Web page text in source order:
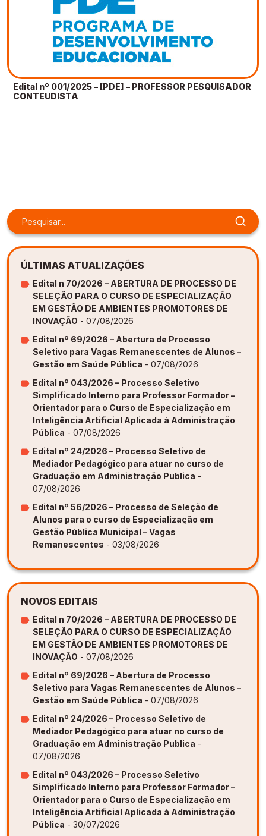
Edital nº 001/2025 – [PDE] – PROFESSOR PESQUISADOR
CONTEUDISTA
ÚLTIMAS ATUALIZAÇÕES
Edital n 70/2026 – ABERTURA DE PROCESSO DE
SELEÇÃO PARA O CURSO DE ESPECIALIZAÇÃO
EM GESTÃO DE AMBIENTES PROMOTORES DE
INOVAÇÃO - 07/08/2026
Edital nº 69/2026 – Abertura de Processo
Seletivo para Vagas Remanescentes de Alunos –
Gestão em Saúde Pública - 07/08/2026
Edital nº 043/2026 – Processo Seletivo
Simplificado Interno para Professor Formador –
Orientador para o Curso de Especialização em
Inteligência Artificial Aplicada à Administração
Pública - 07/08/2026
Edital nº 24/2026 – Processo Seletivo de
Mediador Pedagógico para atuar no curso de
Graduação em Administração Publica -
07/08/2026
Edital nº 56/2026 – Processo de Seleção de
Alunos para o curso de Especialização em
Gestão Pública Municipal – Vagas
Remanescentes - 03/08/2026
NOVOS EDITAIS
Edital n 70/2026 – ABERTURA DE PROCESSO DE
SELEÇÃO PARA O CURSO DE ESPECIALIZAÇÃO
EM GESTÃO DE AMBIENTES PROMOTORES DE
INOVAÇÃO - 07/08/2026
Edital nº 69/2026 – Abertura de Processo
Seletivo para Vagas Remanescentes de Alunos –
Gestão em Saúde Pública - 07/08/2026
Edital nº 24/2026 – Processo Seletivo de
Mediador Pedagógico para atuar no curso de
Graduação em Administração Publica -
07/08/2026
Edital nº 043/2026 – Processo Seletivo
Simplificado Interno para Professor Formador –
Orientador para o Curso de Especialização em
Inteligência Artificial Aplicada à Administração
Pública - 30/07/2026